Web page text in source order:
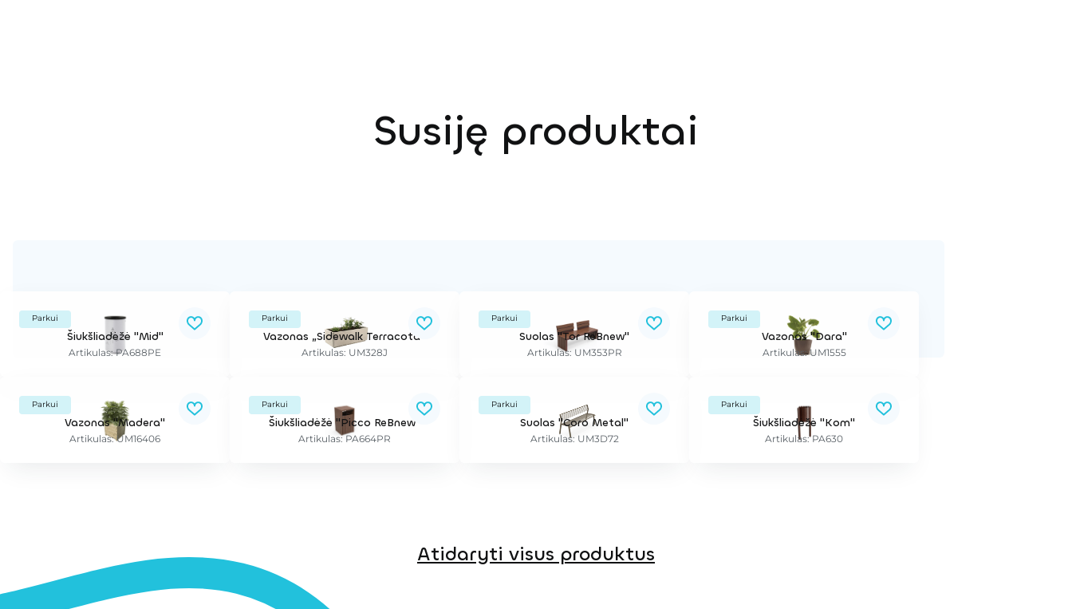
Susiję produktai
Parkui
Šiukšliadėžė "Mid"
Artikulas: PA688PE
Parkui
Vazonas „Sidewalk Terracota“
Artikulas: UM328J
Parkui
Suolas "Tor ReBnew"
Artikulas: UM353PR
Parkui
Vazonas "Dara"
Artikulas: UM1555
Parkui
Vazonas "Madera"
Artikulas: UM16406
Parkui
Šiukšliadėžė "Picco ReBnew"
Artikulas: PA664PR
Parkui
Suolas "Coro Metal"
Artikulas: UM3D72
Parkui
Šiukšliadėžė "Kom"
Artikulas: PA630
Atidaryti visus produktus